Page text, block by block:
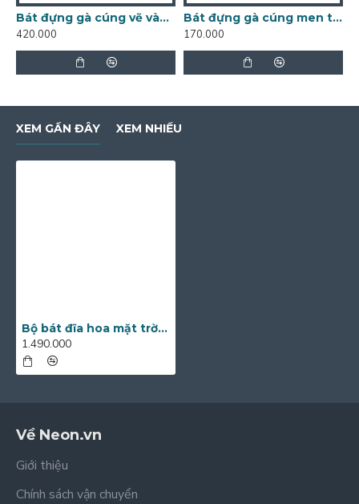
Bát đựng gà cúng vẽ vàng kim BG01
420.000
Bát đựng gà cúng men trắng BG01A
170.000
XEM GẦN ĐÂY XEM NHIỀU
Bộ bát đĩa hoa mặt trời vẽ hoa mận trắng vân đá xanh dương DA11A
1.490.000
Về Neon.vn
Giới thiệu
Chính sách vận chuyển